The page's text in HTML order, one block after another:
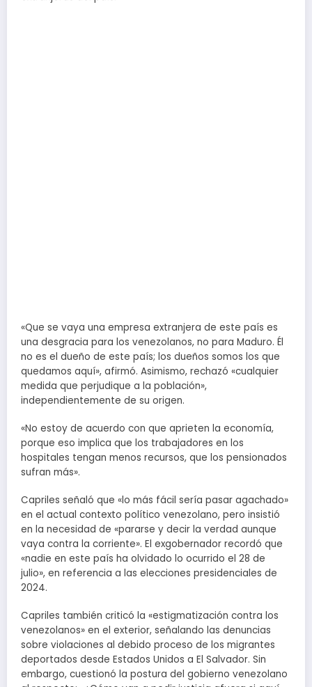
«Que se vaya una empresa extranjera de este país es
una desgracia para los venezolanos, no para Maduro. Él
no es el dueño de este país; los dueños somos los que
quedamos aquí», afirmó. Asimismo, rechazó «cualquier
medida que perjudique a la población»,
independientemente de su origen.
«No estoy de acuerdo con que aprieten la economía,
porque eso implica que los trabajadores en los
hospitales tengan menos recursos, que los pensionados
sufran más».
Capriles señaló que «lo más fácil sería pasar agachado»
en el actual contexto político venezolano, pero insistió
en la necesidad de «pararse y decir la verdad aunque
vaya contra la corriente». El exgobernador recordó que
«nadie en este país ha olvidado lo ocurrido el 28 de
julio», en referencia a las elecciones presidenciales de
2024.
Capriles también criticó la «estigmatización contra los
venezolanos» en el exterior, señalando las denuncias
sobre violaciones al debido proceso de los migrantes
deportados desde Estados Unidos a El Salvador. Sin
embargo, cuestionó la postura del gobierno venezolano